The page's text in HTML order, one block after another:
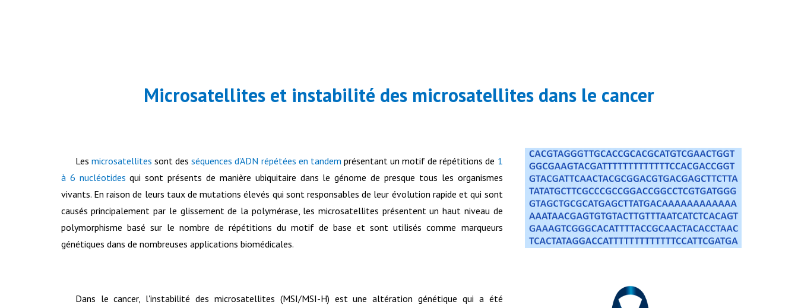
Microsatellites et instabilité des microsatellites dans le cancer
Les microsatellitessont desséquences d’ADN répétées en tandem présentant un motif de répétitions de 1
à 6 nucléotides qui sont présents de manière ubiquitaire dans le génome de presque tous les organismes
vivants. En raison de leurs taux de mutations élevés qui sont responsables de leur évolution rapide et qui sont
causés principalement par le glissement de la polymérase, les microsatellites présentent un haut niveau de
polymorphisme basé sur le nombre de répétitions du motif de base et sont utilisés comme marqueurs
génétiques dans de nombreuses applications biomédicales.
Dans le cancer, l'instabilité des microsatellites (MSI/MSI-H) est une altération génétique qui a été